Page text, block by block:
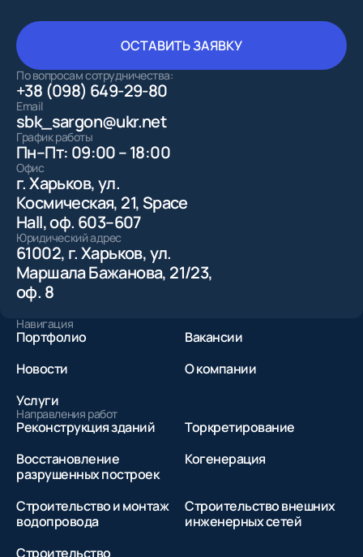
ОСТАВИТЬ ЗАЯВКУ
По вопросам сотрудничества:
+38 (098) 649-29-80
Email
sbk_sargon@ukr.net
График работы
Пн–Пт: 09:00 – 18:00
Офис
г. Харьков, ул.
Космическая, 21, Space
Hall, оф. 603–607
Юридический адрес
61002, г. Харьков, ул.
Маршала Бажанова, 21/23,
оф. 8
Навигация
Портфолио
Вакансии
Новости
О компании
Услуги
Направления работ
Реконструкция зданий
Торкретирование
Восстановление
разрушенных построек
Когенерация
Строительство и монтаж
водопровода
Строительство внешних
инженерных сетей
Строительство